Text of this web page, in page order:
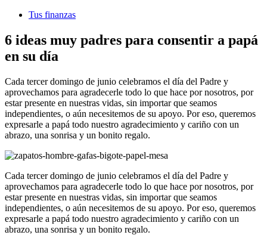
Tus finanzas
6 ideas muy padres para consentir a papá
en su día
Cada tercer domingo de junio celebramos el día del Padre y
aprovechamos para agradecerle todo lo que hace por nosotros, por
estar presente en nuestras vidas, sin importar que seamos
independientes, o aún necesitemos de su apoyo. Por eso, queremos
expresarle a papá todo nuestro agradecimiento y cariño con un
abrazo, una sonrisa y un bonito regalo.
Cada tercer domingo de junio celebramos el día del Padre y
aprovechamos para agradecerle todo lo que hace por nosotros, por
estar presente en nuestras vidas, sin importar que seamos
independientes, o aún necesitemos de su apoyo. Por eso, queremos
expresarle a papá todo nuestro agradecimiento y cariño con un
abrazo, una sonrisa y un bonito regalo.